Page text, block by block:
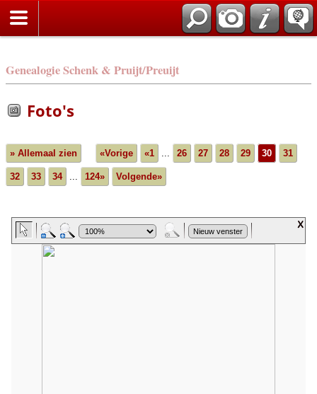
Genealogie Schenk & Pruijt/Preuijt
Foto's
» Allemaal zien «Vorige «1 ... 26 27 28 29 30 31
32 33 34 ... 124» Volgende»